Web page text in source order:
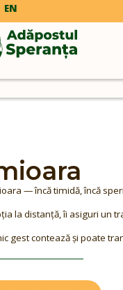
EN
— încă timidă, încă
la distanță, îi asiguri un
gest contează și poate